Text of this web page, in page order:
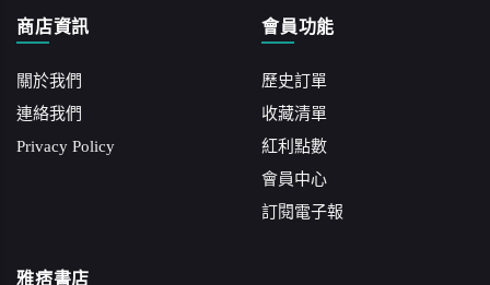
商店資訊
關於我們
連絡我們
Privacy Policy
會員功能
歷史訂單
收藏清單
紅利點數
會員中心
訂閱電子報
雅痞書店